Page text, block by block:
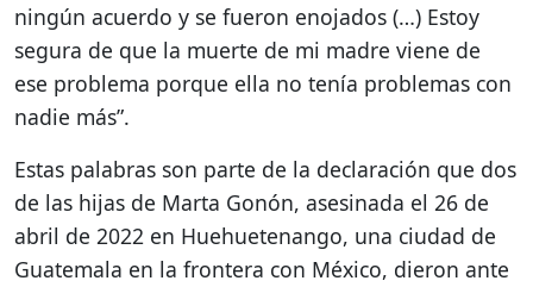
ningún acuerdo y se fueron enojados (…) Estoy
segura de que la muerte de mi madre viene de
ese problema porque ella no tenía problemas con
nadie más”.
Estas palabras son parte de la declaración que dos
de las hijas de Marta Gonón, asesinada el 26 de
abril de 2022 en Huehuetenango, una ciudad de
Guatemala en la frontera con México, dieron ante